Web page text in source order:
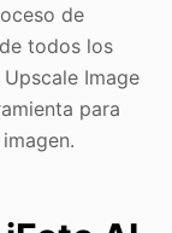
de
todos los
Image
para